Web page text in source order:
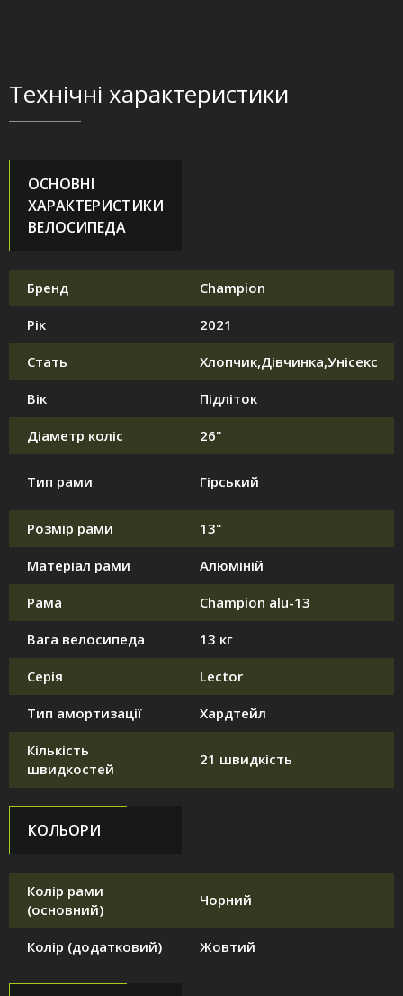
Технічні характеристики
ОСНОВНІ
ХАРАКТЕРИСТИКИ
ВЕЛОСИПЕДА
Бренд Champion
Рік 2021
Стать Хлопчик,Дівчинка,Унісекс
Вік Підліток
Діаметр коліс 26"
Тип рами Гірський
Розмір рами 13"
Матеріал рами Алюміній
Рама Champion alu-13
Вага велосипеда 13 кг
Серія Lector
Тип амортизації Хардтейл
Кількість
швидкостей
21 швидкість
КОЛЬОРИ
Колір рами
(основний)
Чорний
Колір (додатковий) Жовтий